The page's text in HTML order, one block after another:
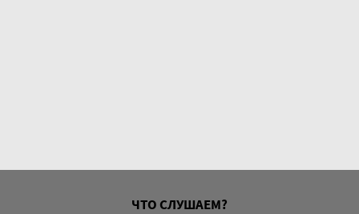
ЧТО СЛУШАЕМ?